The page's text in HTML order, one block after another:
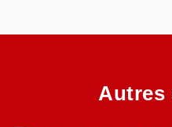
Autres